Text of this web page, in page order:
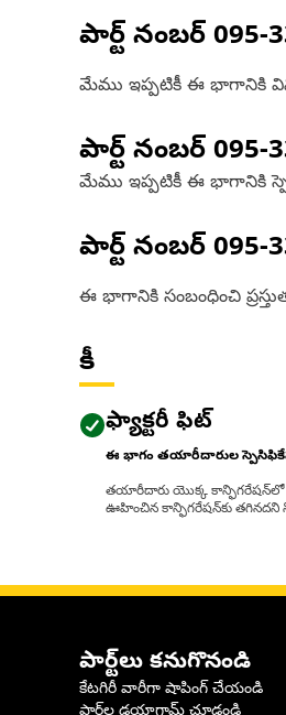
పార్ట్ నంబర్ 095-
మేము ఇప్పటికీ ఈ భాగానికి
పార్ట్ నంబర్ 095-
మేము ఇప్పటికీ ఈ భాగానికి
పార్ట్ నంబర్ 095-
ఈ భాగానికి సంబంధించి
కీ
ఫ్యాక్టరీ ఫిట్
ఈ భాగం తయారీదారుల
తయారీదారు యొక్క కాన్ఫిగరేషన్‌లో
ఊహించిన కాన్ఫిగరేషన్‌కు తగినదని
పార్ట్‌లు కనుగొనండి
కేటగిరీ వారీగా షాపింగ్ చేయండి